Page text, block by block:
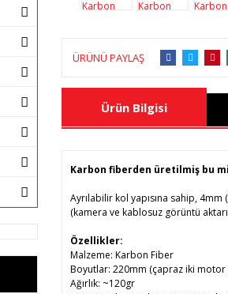
ÜRÜNÜ PAYLAŞ
Ürün Bilgisi
Karbon fiberden üretilmiş bu
Ayrılabilir kol yapısına sahip,
(kamera ve kablosuz görüntü
Özellikler:
Malzeme: Karbon Fiber
Boyutlar: 220mm (çapraz iki motor
Ağırlık: ~120gr